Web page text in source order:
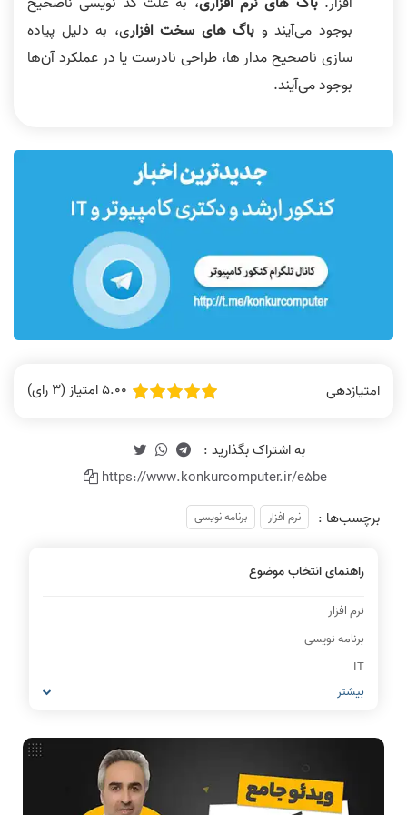
بوجود می‌آیند و باگ های سخت افزاری، به دلیل پیاده
سازی ناصحیح مدار ها، طراحی نادرست یا در عملکرد آن‌ها
بوجود می‌آیند.
امتیازدهی 5.00 امتیاز (3 رای)
https://www.konkurcomputer.ir/e5be
برچسب‌ها :
نرم افزار برنامه نویسی
راهنمای انتخاب موضوع
نرم افزار
برنامه نویسی
IT
شبکه های کامپیوتری
ریاضیات گسسته
مدار منطقی
بیشتر